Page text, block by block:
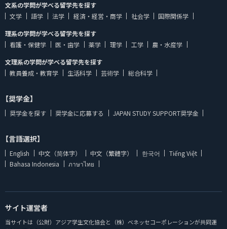
文系の学問が学べる留学先を探す
文学
語学 法学 経済・経営・商学 社会学
国際関係学
理系の学問が学べる留学先を探す
看護・保健学
医・歯学 薬学 理学 工学
農・水産学
文理系の学問が学べる留学先を探す
教員養成・教育学
生活科学 芸術学 総合科学
【奨学金】
奨学金を探す 奨学金に応募する JAPAN STUDY SUPPORT奨学金
【言語選択】
English 中文（简体字） 中文（繁體字） 한국어
Tiếng Việt
Bahasa Indonesia
ภาษาไทย
サイト運営者
当サイトは（公財）アジア学生文化協会と（株）ベネッセコーポレーションが共同運